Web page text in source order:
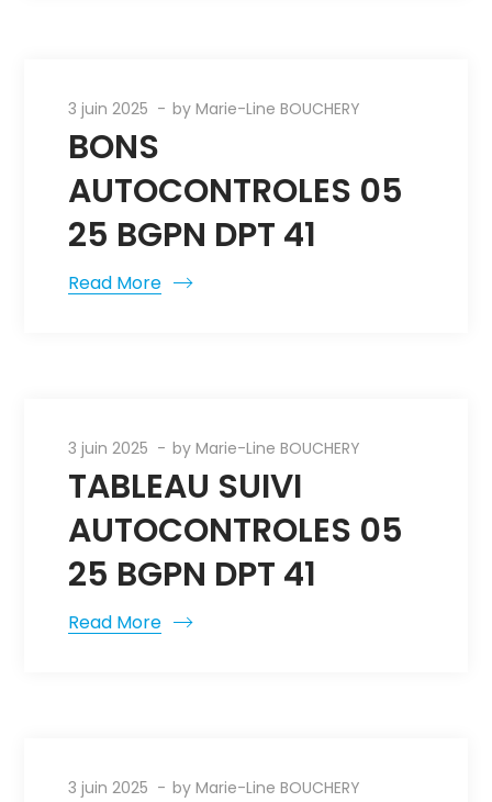
3 juin 2025 byMarie-Line BOUCHERY
BONS
AUTOCONTROLES 05
25 BGPN DPT 41
Read More
3 juin 2025 byMarie-Line BOUCHERY
TABLEAU SUIVI
AUTOCONTROLES 05
25 BGPN DPT 41
Read More
3 juin 2025 byMarie-Line BOUCHERY